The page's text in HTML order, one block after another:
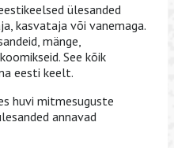
ülesanded
kasvataja või vanemaga.
mänge,
See kõik
eesti keelt.
huvi mitmesuguste
annavad